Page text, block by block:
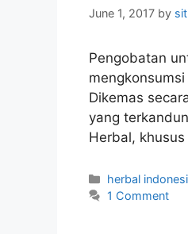
June 1, 2017 by
Pengobatan
Dikemas
yang
Herbal,
C
a
herbal
1 Comment